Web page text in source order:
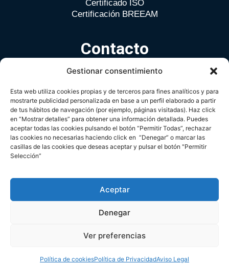
Gestionar consentimiento
Esta web utiliza cookies propias y de terceros para fines analíticos y para
mostrarte publicidad personalizada en base a un perfil elaborado a partir
de tus hábitos de navegación (por ejemplo, páginas visitadas). Haz click
en “Mostrar detalles” para obtener una información detallada. Puedes
aceptar todas las cookies pulsando el botón “Permitir Todas”, rechazar
las cookies no necesarias haciendo click en “Denegar” o marcar las
casillas de las cookies que deseas aceptar y pulsar el botón "Permitir
Selección”
Aceptar
Denegar
Ver preferencias
Política de cookiesPolítica de PrivacidadAviso Legal
Certificado ISO
Certificación BREEAM
Contacto
Avda. de Europa nº 26 B · Pozuelo de Alarcón · Madrid
Tlf. (+34) 91 709 33 98
spain.zielo@cbre.com
Política de PrivacidadAviso LegalPolítica de Cookies
2024 Zielo Shopping Pozuelo. Todos los derechos
reservados.